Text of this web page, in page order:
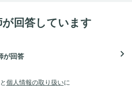
回答しています
が回答 navigate_next
と 個人情報の取り扱いに